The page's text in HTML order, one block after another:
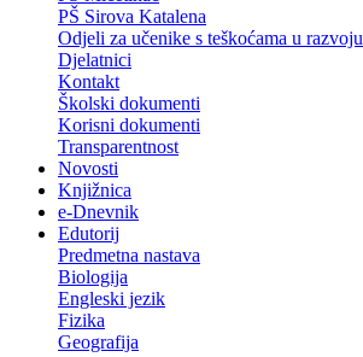
PŠ Sirova Katalena
Odjeli za učenike s teškoćama u razvoju
Djelatnici
Kontakt
Školski dokumenti
Korisni dokumenti
Transparentnost
Novosti
Knjižnica
e-Dnevnik
Edutorij
Predmetna nastava
Biologija
Engleski jezik
Fizika
Geografija